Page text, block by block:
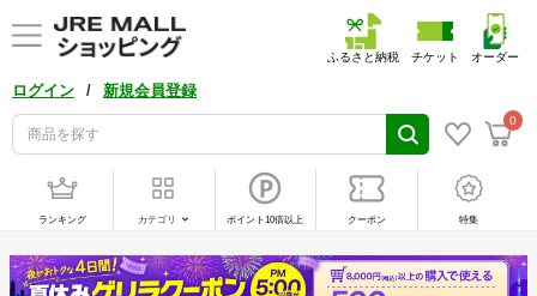
ログイン / 新規会員登録
0
ふるさと納税 チケット オーダー
ランキング カテゴリ ポイント10倍以上 クーポン 特集